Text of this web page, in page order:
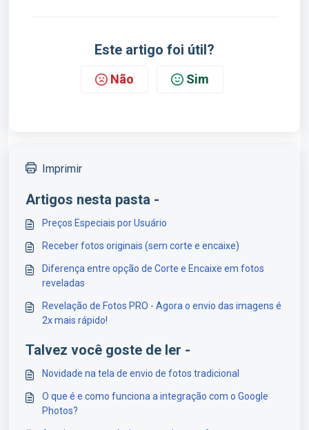
Este artigo foi útil?
Não Sim
Imprimir
Artigos nesta pasta -
Preços Especiais por Usuário
Receber fotos originais (sem corte e encaixe)
Diferença entre opção de Corte e Encaixe em fotos
reveladas
Revelação de Fotos PRO - Agora o envio das imagens é
2x mais rápido!
Talvez você goste de ler -
Novidade na tela de envio de fotos tradicional
O que é e como funciona a integração com o Google
Photos?